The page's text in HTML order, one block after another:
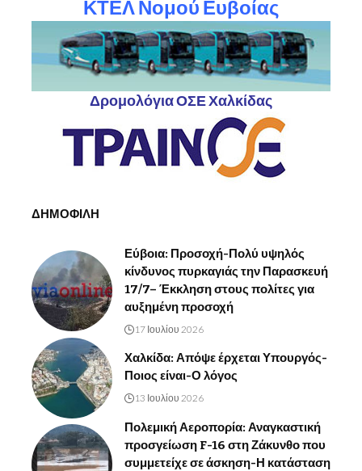
ΚΤΕΛ Νομού Ευβοίας
Δρομολόγια ΟΣΕ Χαλκίδας
ΔΗΜΟΦΙΛΗ
Εύβοια: Προσοχή-Πολύ υψηλός
κίνδυνος πυρκαγιάς την Παρασκευή
17/7– Έκκληση στους πολίτες για
αυξημένη προσοχή
17 Ιουλίου 2026
Χαλκίδα: Απόψε έρχεται Υπουργός-
Ποιος είναι-Ο λόγος
13 Ιουλίου 2026
Πολεμική Αεροπορία: Αναγκαστική
προσγείωση F-16 στη Ζάκυνθο που
συμμετείχε σε άσκηση-Η κατάσταση